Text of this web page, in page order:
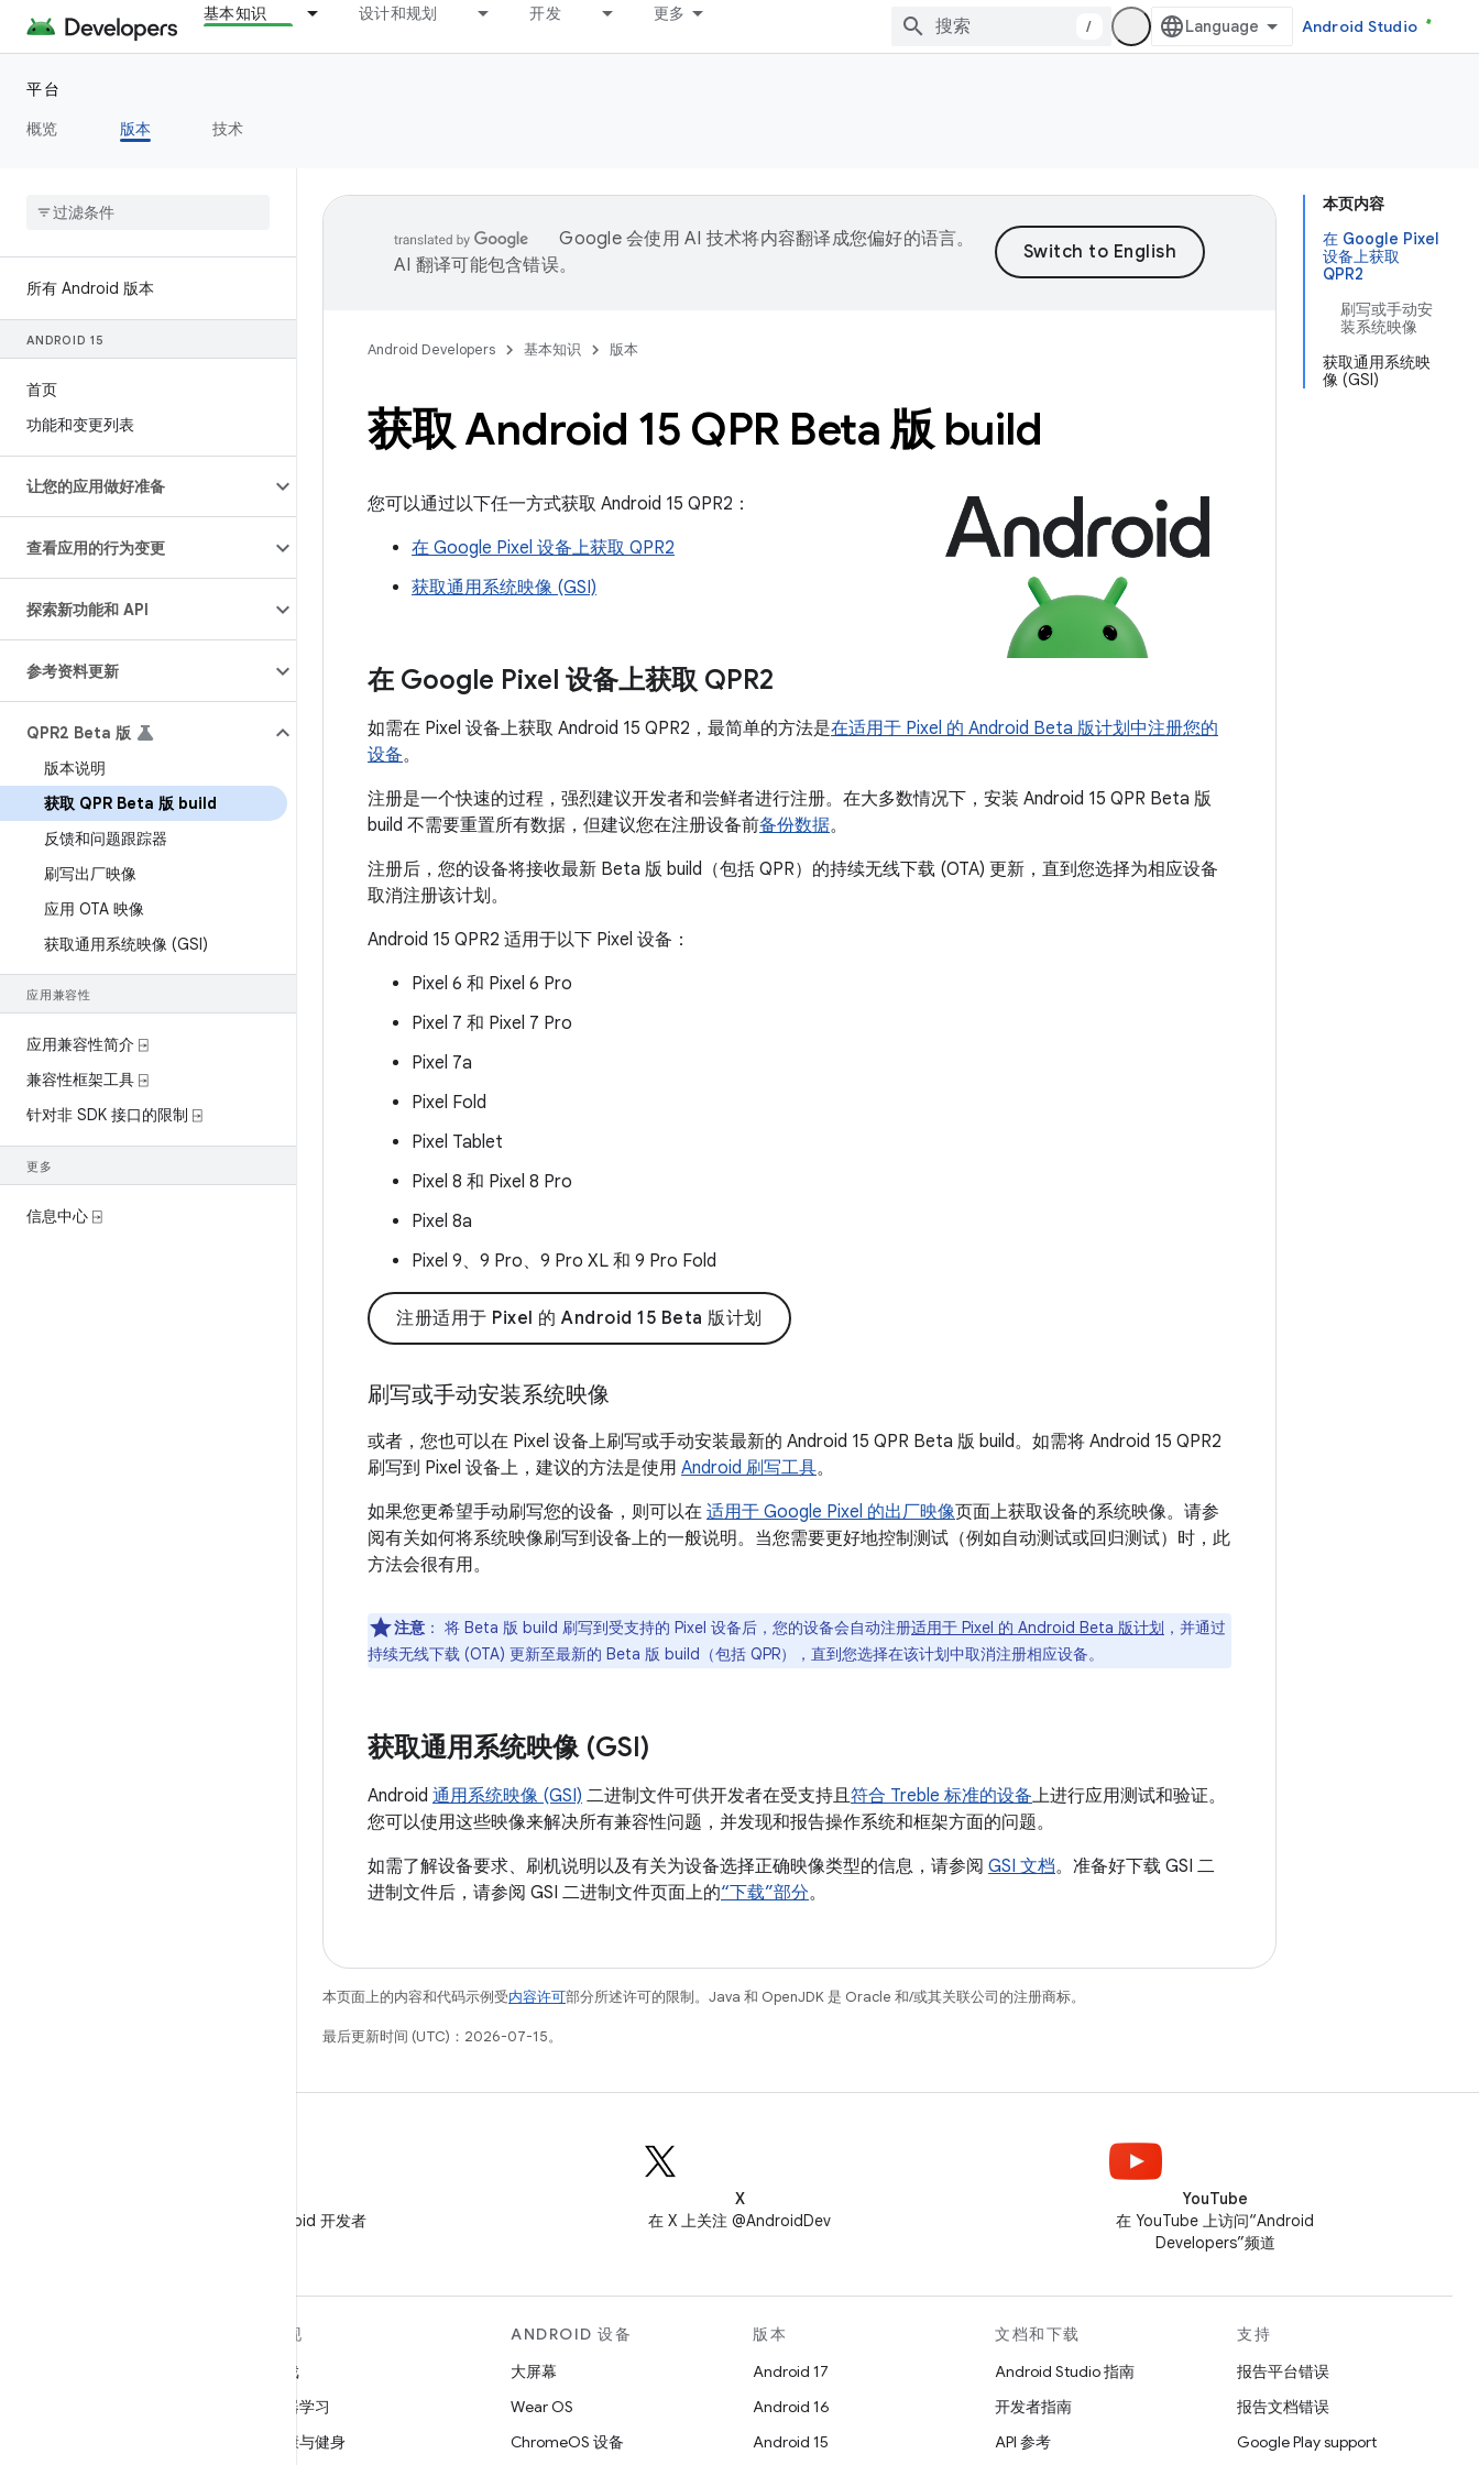
基本知识 设计和规划 开发 更多
/ Android Studio
平台
概览
版本 技术
所有 Android 版本
ANDROID 15
首页
功能和变更列表
让您的应用做好准备
查看应用的行为变更
探索新功能和 API
参考资料更新
QPR2 Beta 版
版本说明
获取 QPR Beta 版 build
反馈和问题跟踪器
刷写出厂映像
应用 OTA 映像
获取通用系统映像 (GSI)
应用兼容性
应用兼容性简介 ⍈
兼容性框架工具 ⍈
针对非 SDK 接口的限制 ⍈
更多
信息中心 ⍈
本页内容
在 Google Pixel
设备上获取
QPR2
刷写或手动安
装系统映像
获取通用系统映
像 (GSI)
Google 会使用 AI 技术将内容翻译成您偏好的语言。
AI 翻译可能包含错误。
Android Developers 基本知识 版本
获取 Android 15 QPR Beta 版 build
您可以通过以下任一方式获取 Android 15 QPR2：
在 Google Pixel 设备上获取 QPR2
获取通用系统映像 (GSI)
在 Google Pixel 设备上获取 QPR2
如需在 Pixel 设备上获取 Android 15 QPR2，最简单的方法是在适用于 Pixel 的 Android Beta 版计划中注册您的
设备。
注册是一个快速的过程，强烈建议开发者和尝鲜者进行注册。在大多数情况下，安装 Android 15 QPR Beta 版
build 不需要重置所有数据，但建议您在注册设备前备份数据。
注册后，您的设备将接收最新 Beta 版 build（包括 QPR）的持续无线下载 (OTA) 更新，直到您选择为相应设备
取消注册该计划。
Android 15 QPR2 适用于以下 Pixel 设备：
Pixel 6 和 Pixel 6 Pro
Pixel 7 和 Pixel 7 Pro
Pixel 7a
Pixel Fold
Pixel Tablet
Pixel 8 和 Pixel 8 Pro
Pixel 8a
Pixel 9、9 Pro、9 Pro XL 和 9 Pro Fold
注册适用于 Pixel 的 Android 15 Beta 版计划
刷写或手动安装系统映像
或者，您也可以在 Pixel 设备上刷写或手动安装最新的 Android 15 QPR Beta 版 build。如需将 Android 15 QPR2
刷写到 Pixel 设备上，建议的方法是使用 Android 刷写工具。
如果您更希望手动刷写您的设备，则可以在 适用于 Google Pixel 的出厂映像页面上获取设备的系统映像。请参
阅有关如何将系统映像刷写到设备上的一般说明。当您需要更好地控制测试（例如自动测试或回归测试）时，此
方法会很有用。
注意 ： 将 Beta 版 build 刷写到受支持的 Pixel 设备后，您的设备会自动注册适用于 Pixel 的 Android Beta 版计划 ，并通过
持续无线下载 (OTA) 更新至最新的 Beta 版 build（包括 QPR），直到您选择在该计划中取消注册相应设备。
获取通用系统映像 (GSI)
Android 通用系统映像 (GSI) 二进制文件可供开发者在受支持且符合 Treble 标准的设备上进行应用测试和验证。
您可以使用这些映像来解决所有兼容性问题，并发现和报告操作系统和框架方面的问题。
如需了解设备要求、刷机说明以及有关为设备选择正确映像类型的信息，请参阅 GSI 文档。准备好下载 GSI 二
进制文件后，请参阅 GSI 二进制文件页面上的“下载”部分。
本页面上的内容和代码示例受内容许可部分所述许可的限制。Java 和 OpenJDK 是 Oracle 和/或其关联公司的注册商标。
最后更新时间 (UTC)：2026-07-15。
在微信中关注 Android 开发者
X
在 X 上关注 @AndroidDev
YouTube
在 YouTube 上访问“Android
Developers”频道
发现
游戏
机器学习
健康与健身
ANDROID 设备
大屏幕
Wear OS
ChromeOS 设备
版本
Android 17
Android 16
Android 15
文档和下载
Android Studio 指南
开发者指南
API 参考
支持
报告平台错误
报告文档错误
Google Play support